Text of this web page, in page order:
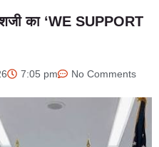
का ‘WE SUPPORT
7:05 pm No Comments